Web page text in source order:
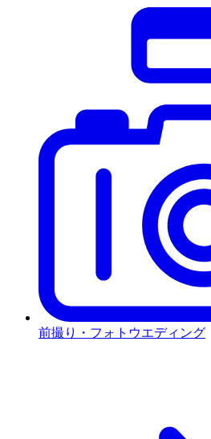
前撮り・フォトウエディング